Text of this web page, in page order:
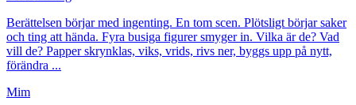
Berättelsen börjar med ingenting. En tom scen. Plötsligt börjar saker
och ting att hända. Fyra busiga figurer smyger in. Vilka är de? Vad
vill de? Papper skrynklas, viks, vrids, rivs ner, byggs upp på nytt,
förändra ...
Mim